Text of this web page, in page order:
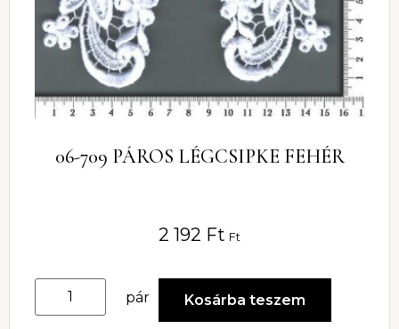
06-709 PÁROS LÉGCSIPKE FEHÉR
2 192 Ft Ft
pár Kosárba teszem